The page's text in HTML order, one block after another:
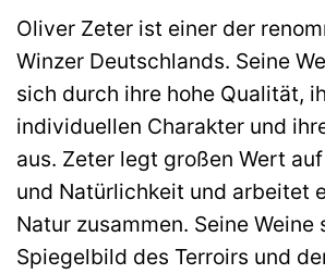
Oliver Zeter ist einer der
Winzer Deutschlands. Seine
sich durch ihre hohe Qualität,
individuellen Charakter und
aus. Zeter legt großen Wert
und Natürlichkeit und arbeitet
Natur zusammen. Seine Weine
Spiegelbild des Terroirs und